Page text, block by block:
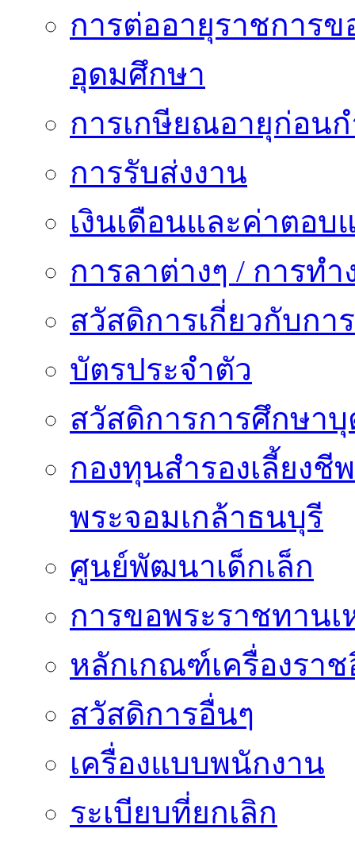
การต่ออายุราชการ
อุดมศึกษา
การเกษียณอายุก่อน
การรับส่งงาน
เงินเดือนและค่าตอบ
การลาต่างๆ / การทำ
สวัสดิการเกี่ยวกับกา
บัตรประจำตัว
สวัสดิการการศึกษาบุ
กองทุนสำรองเลี้ยง
พระจอมเกล้าธนบุรี
ศูนย์พัฒนาเด็กเล็ก
การขอพระราชทาน
หลักเกณฑ์เครื่องรา
สวัสดิการอื่นๆ
เครื่องแบบพนักงาน
ระเบียบที่ยกเลิก